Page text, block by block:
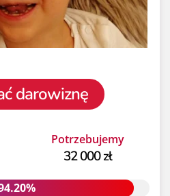
darowiznę
Potrzebujemy
32 000 zł